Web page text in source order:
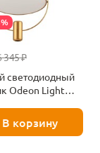
345 ₽
светодиодный
Odeon Light
В корзину